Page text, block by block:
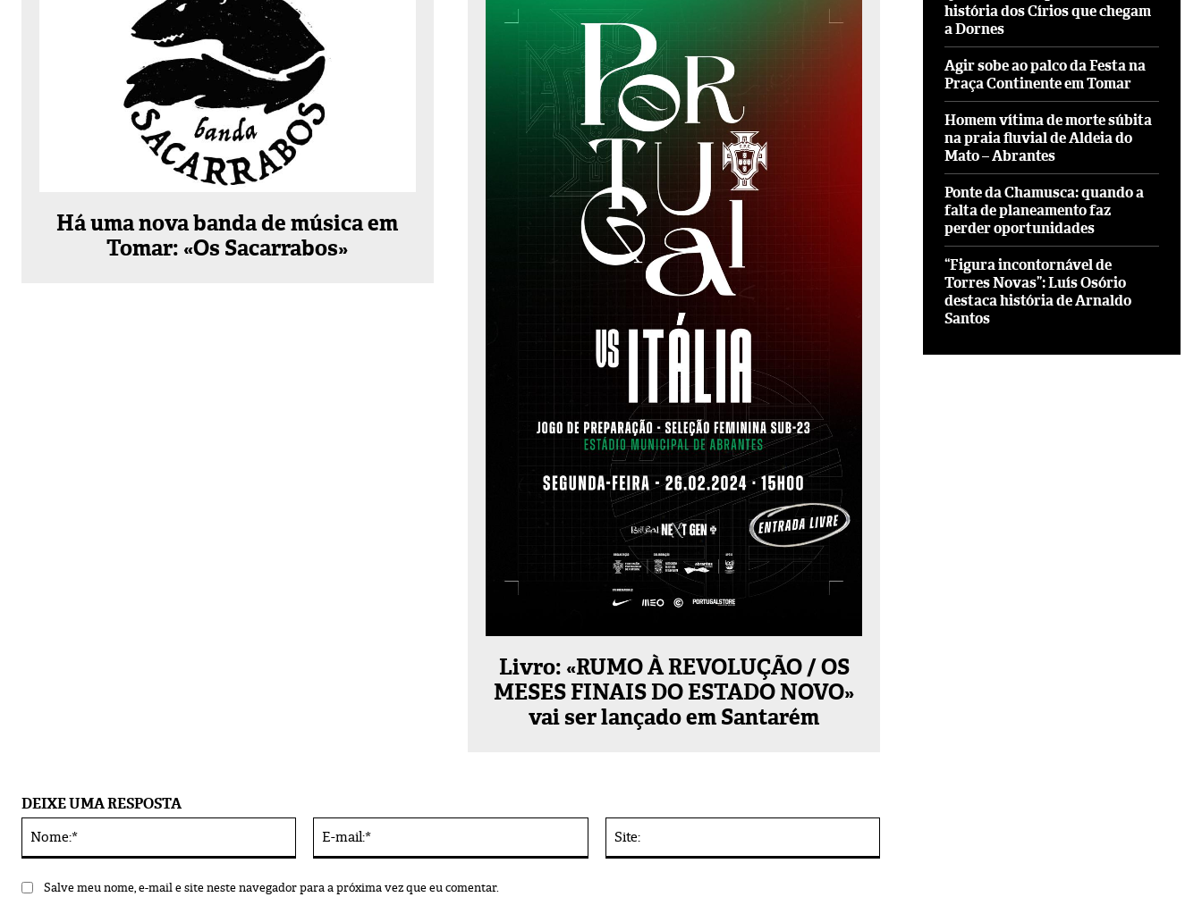
Há uma nova banda de música em
Tomar: «Os Sacarrabos»
Livro: «RUMO À REVOLUÇÃO / OS
MESES FINAIS DO ESTADO NOVO»
vai ser lançado em Santarém
DEIXE UMA RESPOSTA
mail:*
Salve meu nome, e-mail e site neste navegador para a próxima vez que eu comentar.
história dos Círios que chegam
a Dornes
Agir sobe ao palco da Festa na
Praça Continente em Tomar
Homem vítima de morte súbita
na praia fluvial de Aldeia do
Mato – Abrantes
Ponte da Chamusca: quando a
falta de planeamento faz
perder oportunidades
“Figura incontornável de
Torres Novas”: Luís Osório
destaca história de Arnaldo
Santos